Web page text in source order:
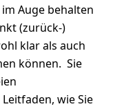
Auge behalten
(zurück-)
klar als auch
können. Sie
wie Sie